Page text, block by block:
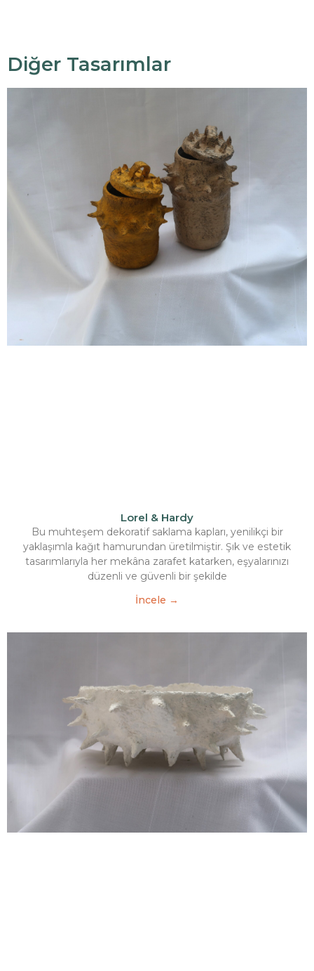
Diğer Tasarımlar
Lorel & Hardy
Bu muhteşem dekoratif saklama kapları, yenilikçi bir
yaklaşımla kağıt hamurundan üretilmiştir. Şık ve estetik
tasarımlarıyla her mekâna zarafet katarken, eşyalarınızı
düzenli ve güvenli bir şekilde
İncele →